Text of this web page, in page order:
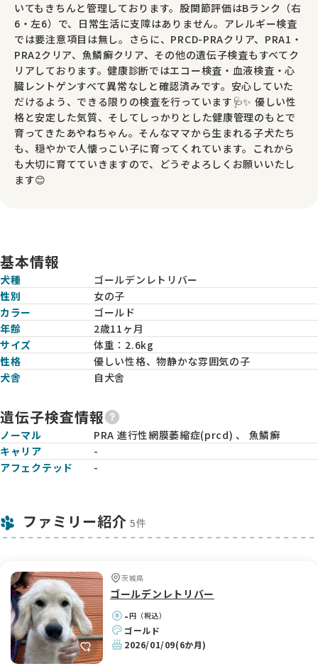
いてもきちんと管理しております。股関節評価はBランク（右
6・左6）で、日常生活に支障はありません。アレルギー検査
では要注意項目は無し。さらに、PRCD-PRAクリア、PRA1・
PRA2クリア、魚鱗癬クリア、その他の遺伝子検査もすべてク
リアしております。健康診断ではエコー検査・血液検査・心
臓レントゲンすべて異常なしと確認済みです。安心していた
だけるよう、できる限りの検査を行っています🩺✨ 優しい性
格と安定した気質、そしてしっかりとした健康管理のもとで
育ってきたあやねちゃん。そんなママから生まれる子犬たち
も、穏やかで人懐っこい子に育ってくれています。これから
も大切に育てていきますので、どうぞよろしくお願いいたし
ます😊
基本情報
犬種
ゴールデンレトリバー
性別
女の子
カラー
ゴールド
年齢
2歳11ヶ月
サイズ
体重： 2.6kg
性格
優しい性格、物静かな雰囲気の子
犬舎
自犬舎
遺伝子検査情報
ノーマル
PRA 進行性網膜萎縮症(prcd) 、 魚鱗癬
キャリア
-
アフェクテッド
-
ファミリー紹介 5件
茨城県
ゴールデンレトリバー
-円（税込）
ゴールド
2026/01/09(6か月)